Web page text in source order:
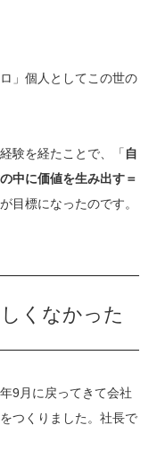
」個人としてこの世の
験を経たことで、「 自
中に価値を生み出す＝
目標になったのです。
くなかった
9月に戻ってきて会社
つくりました。社長で